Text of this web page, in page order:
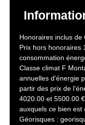
Honoraires inclus de
Prix hors honoraires
consommation
Classe climat F
annuelles d'énergie
partir des prix de
4020.00 et 5500.00
auxquels ce bien est
Géorisques :